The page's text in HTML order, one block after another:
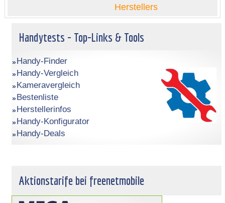
Herstellers
Handytests - Top-Links & Tools
Handy-Finder
Handy-Vergleich
Kameravergleich
Bestenliste
Herstellerinfos
Handy-Konfigurator
Handy-Deals
Aktionstarife bei freenetmobile